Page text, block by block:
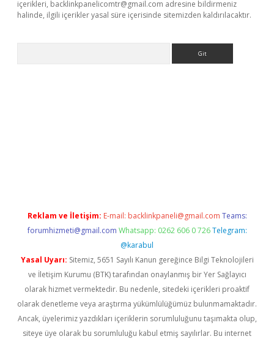
içerikleri, backlinkpanelicomtr@gmail.com adresine bildirmeniz
halinde, ilgili içerikler yasal süre içerisinde sitemizden kaldırılacaktır.
Reklam ve İletişim: E-mail: backlinkpaneli@gmail.com Teams:
forumhizmeti@gmail.com Whatsapp: 0262 606 0 726 Telegram:
@karabul
Yasal Uyarı: Sitemiz, 5651 Sayılı Kanun gereğince Bilgi Teknolojileri
ve İletişim Kurumu (BTK) tarafından onaylanmış bir Yer Sağlayıcı
olarak hizmet vermektedir. Bu nedenle, sitedeki içerikleri proaktif
olarak denetleme veya araştırma yükümlülüğümüz bulunmamaktadır.
Ancak, üyelerimiz yazdıkları içeriklerin sorumluluğunu taşımakta olup,
siteye üye olarak bu sorumluluğu kabul etmiş sayılırlar. Bu internet